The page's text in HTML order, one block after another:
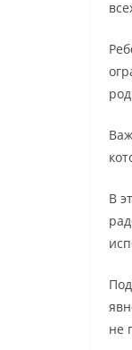
В
не